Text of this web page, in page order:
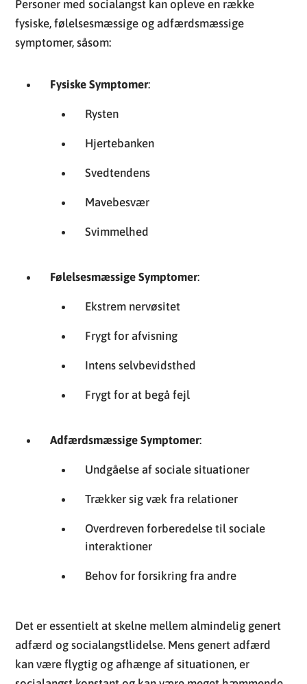
Personer med socialangst kan opleve en række
fysiske, følelsesmæssige og adfærdsmæssige
symptomer, såsom:
Fysiske Symptomer:
Rysten
Hjertebanken
Svedtendens
Mavebesvær
Svimmelhed
Følelsesmæssige Symptomer:
Ekstrem nervøsitet
Frygt for afvisning
Intens selvbevidsthed
Frygt for at begå fejl
Adfærdsmæssige Symptomer:
Undgåelse af sociale situationer
Trækker sig væk fra relationer
Overdreven forberedelse til sociale
interaktioner
Behov for forsikring fra andre
Det er essentielt at skelne mellem almindelig genert
adfærd og socialangstlidelse. Mens genert adfærd
kan være flygtig og afhænge af situationen, er